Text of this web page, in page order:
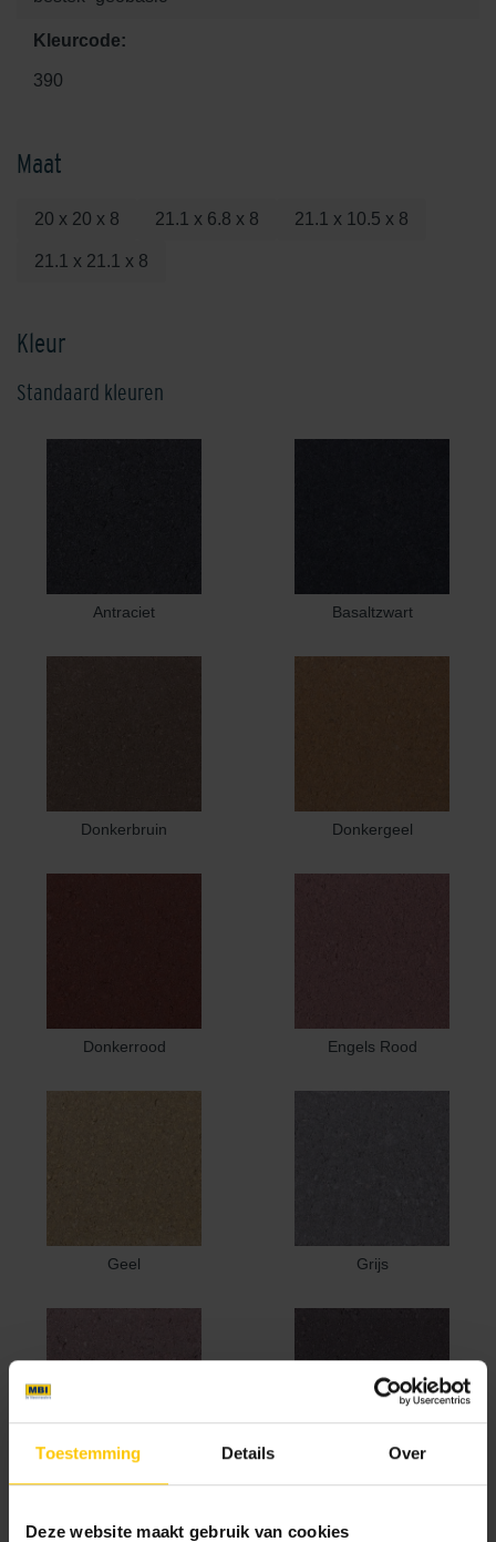
Toestemming Details Over
Deze website maakt gebruik van cookies
Kleurcode:
390
Maat
20 x 20 x 8 21.1 x 6.8 x 8 21.1 x 10.5 x 8
21.1 x 21.1 x 8
Kleur
Standaard kleuren
Antraciet Basaltzwart
Donkerbruin Donkergeel
Donkerrood Engels Rood
Geel Grijs
Heide Heidemangaan